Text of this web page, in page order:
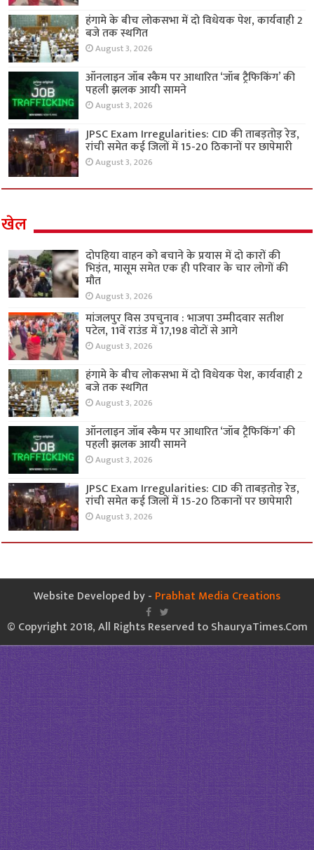
हंगामे के बीच लोकसभा में दो विधेयक पेश, कार्यवाही 2
बजे तक स्थगित
August 3, 2026
ऑनलाइन जॉब स्कैम पर आधारित ‘जॉब ट्रैफिकिंग’ की
पहली झलक आयी सामने
August 3, 2026
JPSC Exam Irregularities: CID की ताबड़तोड़ रेड,
रांची समेत कई जिलों में 15-20 ठिकानों पर छापेमारी
August 3, 2026
खेल
दोपहिया वाहन को बचाने के प्रयास में दो कारों की
भिड़ंत, मासूम समेत एक ही परिवार के चार लोगों की
मौत
August 3, 2026
मांजलपुर विस उपचुनाव : भाजपा उम्मीदवार सतीश
पटेल, 11वें राउंड में 17,198 वोटों से आगे
August 3, 2026
हंगामे के बीच लोकसभा में दो विधेयक पेश, कार्यवाही 2
बजे तक स्थगित
August 3, 2026
ऑनलाइन जॉब स्कैम पर आधारित ‘जॉब ट्रैफिकिंग’ की
पहली झलक आयी सामने
August 3, 2026
JPSC Exam Irregularities: CID की ताबड़तोड़ रेड,
रांची समेत कई जिलों में 15-20 ठिकानों पर छापेमारी
August 3, 2026
Website Developed by - Prabhat Media Creations
© Copyright 2018, All Rights Reserved to ShauryaTimes.Com